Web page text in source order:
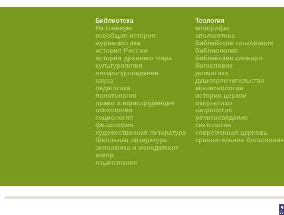
Библиотека
На главную
всеобщая история
журналистика
история России
история древнего мира
культурология
литературоведение
наука
педагогика
политология
право и юриспруденция
психология
социология
философия
художественная литература
Школьная литература
экономика и менеджмент
юмор
языкознание
Теология
апокрифы
апологетика
библейские толкования
библиология
библейские словари
богословие
догматика
душепопечительство
екклесиология
история церкви
оккультизм
патрология
религиоведение
сектология
современная церковь
сравнительное богословие